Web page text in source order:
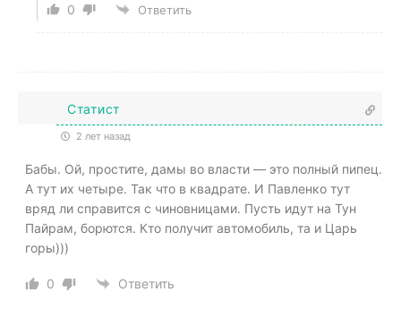
0 Ответить
Статист
2 лет назад
Бабы. Ой, простите, дамы во власти — это полный пипец.
А тут их четыре. Так что в квадрате. И Павленко тут
вряд ли справится с чиновницами. Пусть идут на Тун
Пайрам, борются. Кто получит автомобиль, та и Царь
горы)))
0 Ответить